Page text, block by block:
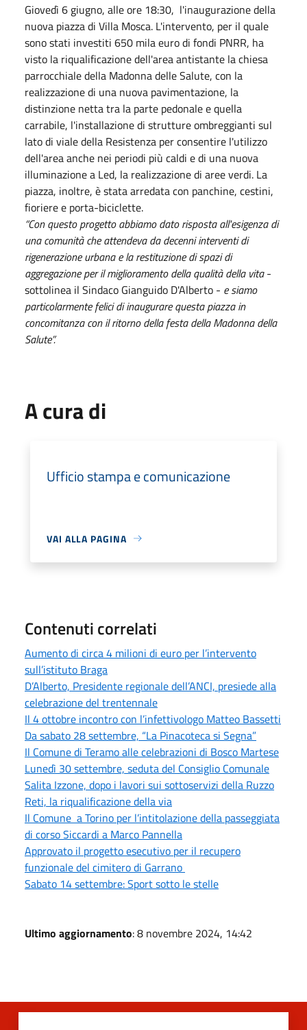
Giovedì 6 giugno, alle ore 18:30, l'inaugurazione della
nuova piazza di Villa Mosca. L'intervento, per il quale
sono stati investiti 650 mila euro di fondi PNRR, ha
visto la riqualificazione dell'area antistante la chiesa
parrocchiale della Madonna delle Salute, con la
realizzazione di una nuova pavimentazione, la
distinzione netta tra la parte pedonale e quella
carrabile, l'installazione di strutture ombreggianti sul
lato di viale della Resistenza per consentire l'utilizzo
dell'area anche nei periodi più caldi e di una nuova
illuminazione a Led, la realizzazione di aree verdi. La
piazza, inoltre, è stata arredata con panchine, cestini,
fioriere e porta-biciclette.
“Con questo progetto abbiamo dato risposta all'esigenza di
una comunità che attendeva da decenni interventi di
rigenerazione urbana e la restituzione di spazi di
aggregazione per il miglioramento della qualità della vita-
sottolinea il Sindaco Gianguido D'Alberto - e siamo
particolarmente felici di inaugurare questa piazza in
concomitanza con il ritorno della festa della Madonna della
Salute”.
A cura di
Ufficio stampa e comunicazione
VAI ALLA PAGINA
Contenuti correlati
Aumento di circa 4 milioni di euro per l’intervento
sull’istituto Braga
D’Alberto, Presidente regionale dell’ANCI, presiede alla
celebrazione del trentennale
Il 4 ottobre incontro con l’infettivologo Matteo Bassetti
Da sabato 28 settembre, “La Pinacoteca si Segna”
Il Comune di Teramo alle celebrazioni di Bosco Martese
Lunedì 30 settembre, seduta del Consiglio Comunale
Salita Izzone, dopo i lavori sui sottoservizi della Ruzzo
Reti, la riqualificazione della via
Il Comune a Torino per l’intitolazione della passeggiata
di corso Siccardi a Marco Pannella
Approvato il progetto esecutivo per il recupero
funzionale del cimitero di Garrano
Sabato 14 settembre: Sport sotto le stelle
Ultimo aggiornamento: 8 novembre 2024, 14:42